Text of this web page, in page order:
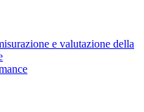
e valutazione della